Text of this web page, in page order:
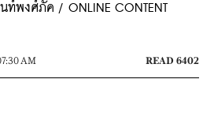
พงศ์ภัค / ONLINE CONTENT
AM
READ 6402